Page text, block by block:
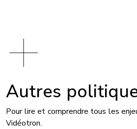
Autres
Pour lire et comprendre tous les
Vidéotron.